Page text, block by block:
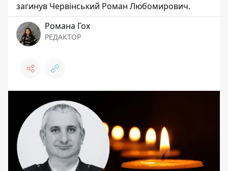
загинув Червінський Роман Любомирович.
Романа Гох
РЕДАКТОР